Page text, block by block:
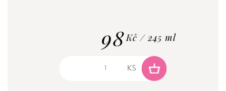
98Kč / 245 ml